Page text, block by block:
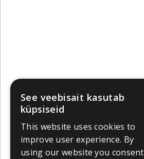
See veebisait kasutab
küpsiseid
This website uses cookies to
improve user experience. By
using our website you consent